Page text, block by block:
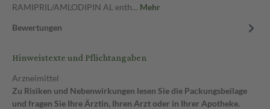
RAMIPRIL/AMLODIPIN AL enth… Mehr
Bewertungen
Hinweistexte und Pflichtangaben
Arzneimittel
Zu Risiken und Nebenwirkungen lesen Sie die Packungsbeilage
und fragen Sie Ihre Ärztin, Ihren Arzt oder in Ihrer Apotheke.